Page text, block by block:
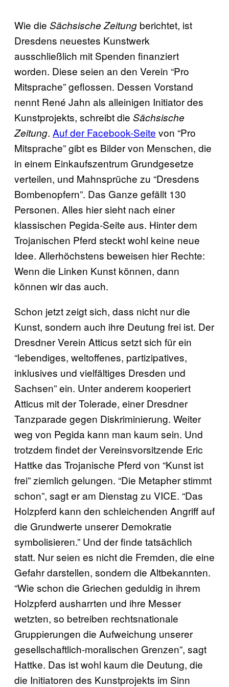
Wie die Sächsische Zeitung berichtet, ist
Dresdens neuestes Kunstwerk
ausschließlich mit Spenden finanziert
worden. Diese seien an den Verein “Pro
Mitsprache” geflossen. Dessen Vorstand
nennt René Jahn als alleinigen Initiator des
Kunstprojekts, schreibt die Sächsische
Zeitung. Auf der Facebook-Seite von “Pro
Mitsprache” gibt es Bilder von Menschen, die
in einem Einkaufszentrum Grundgesetze
verteilen, und Mahnsprüche zu “Dresdens
Bombenopfern”. Das Ganze gefällt 130
Personen. Alles hier sieht nach einer
klassischen Pegida-Seite aus. Hinter dem
Trojanischen Pferd steckt wohl keine neue
Idee. Allerhöchstens beweisen hier Rechte:
Wenn die Linken Kunst können, dann
können wir das auch.
Schon jetzt zeigt sich, dass nicht nur die
Kunst, sondern auch ihre Deutung frei ist. Der
Dresdner Verein Atticus setzt sich für ein
“lebendiges, weltoffenes, partizipatives,
inklusives und vielfältiges Dresden und
Sachsen” ein. Unter anderem kooperiert
Atticus mit der Tolerade, einer Dresdner
Tanzparade gegen Diskriminierung. Weiter
weg von Pegida kann man kaum sein. Und
trotzdem findet der Vereinsvorsitzende Eric
Hattke das Trojanische Pferd von “Kunst ist
frei” ziemlich gelungen. “Die Metapher stimmt
schon”, sagt er am Dienstag zu VICE. “Das
Holzpferd kann den schleichenden Angriff auf
die Grundwerte unserer Demokratie
symbolisieren.” Und der finde tatsächlich
statt. Nur seien es nicht die Fremden, die eine
Gefahr darstellen, sondern die Altbekannten.
“Wie schon die Griechen geduldig in ihrem
Holzpferd ausharrten und ihre Messer
wetzten, so betreiben rechtsnationale
Gruppierungen die Aufweichung unserer
gesellschaftlich-moralischen Grenzen”, sagt
Hattke. Das ist wohl kaum die Deutung, die
die Initiatoren des Kunstprojekts im Sinn